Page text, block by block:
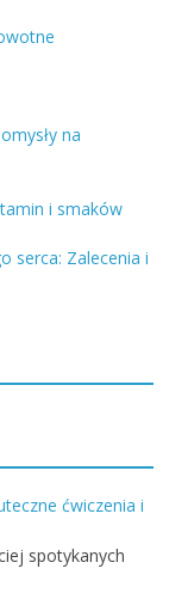
na
i smaków
serca: Zalecenia i
ćwiczenia i
spotykanych